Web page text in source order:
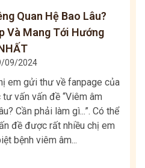
Quan Hệ Bao Lâu?
Và Mang Tới Hướng
09/2024
em gửi thư về fanpage của
vấn vấn đề “Viêm âm
Cần phải làm gì...”. Có thể
đề được rất nhiều chị em
bệnh viêm âm...